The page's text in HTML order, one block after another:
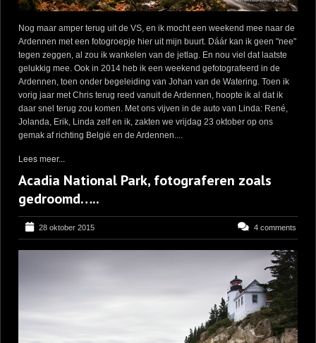
Nog maar amper terug uit de VS, en ik mocht een weekend mee naar de
Ardennen met een fotogroepje hier uit mijn buurt. Dáár kan ik geen "nee"
tegen zeggen, al zou ik wankelen van de jetlag. En nou viel dat laatste
gelukkig mee. Ook in 2014 heb ik een weekend gefotografeerd in de
Ardennen, toen onder begeleiding van Johan van de Watering. Toen ik
vorig jaar met Chris terug reed vanuit de Ardennen, hoopte ik al dat ik
daar snel terug zou komen. Met ons vijven in de auto van Linda: René,
Jolanda, Erik, Linda zelf en ik, zakten we vrijdag 23 oktober op ons
gemak af richting België en de Ardennen....
Lees meer...
Acadia National Park, fotograferen zoals
gedroomd…..
28 oktober 2015 4 comments